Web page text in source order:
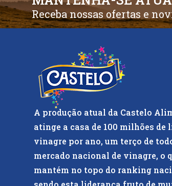
Receba nossas ofertas e
A produção atual da Castelo
atinge a casa de 100 milhões de
vinagre por ano, um terço de
mercado nacional de vinagre, o
mantém no topo do ranking